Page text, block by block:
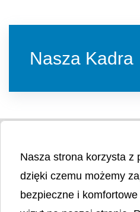
Nasza Kadra
Nasza strona korzysta z
dzięki czemu możemy
bezpieczne i